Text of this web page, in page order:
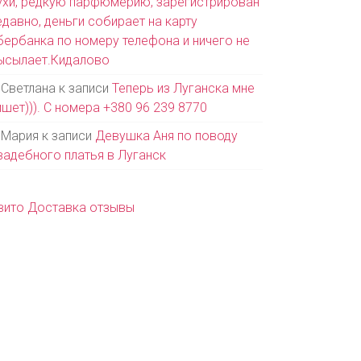
деньги собирает на карту
по номеру телефона и ничего не
Светлана к записиТеперь из Луганска мне
С номера +380 96 239 8770
Мария к записи Девушка Аня по поводу
платья в Луганск
Доставка отзывы